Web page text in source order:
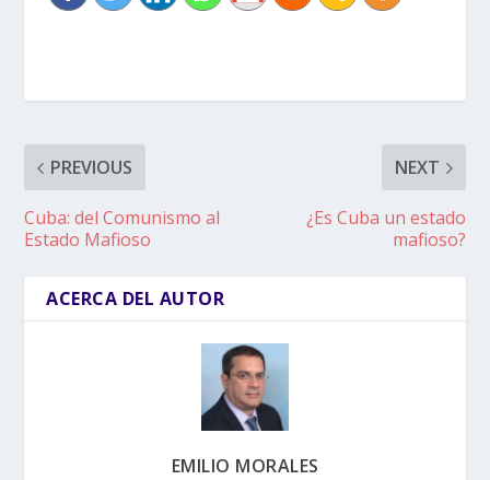
PREVIOUS
Cuba: del Comunismo al
Estado Mafioso
NEXT
¿Es Cuba un estado
mafioso?
ACERCA DEL AUTOR
EMILIO MORALES